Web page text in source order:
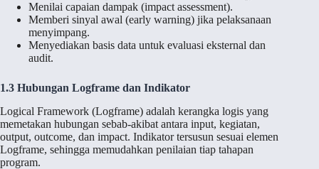
Menilai capaian dampak (impact assessment).
Memberi sinyal awal (early warning) jika pelaksanaan
menyimpang.
Menyediakan basis data untuk evaluasi eksternal dan
audit.
1.3 Hubungan Logframe dan Indikator
Logical Framework (Logframe) adalah kerangka logis yang
memetakan hubungan sebab-akibat antara input, kegiatan,
output, outcome, dan impact. Indikator tersusun sesuai elemen
Logframe, sehingga memudahkan penilaian tiap tahapan
program.